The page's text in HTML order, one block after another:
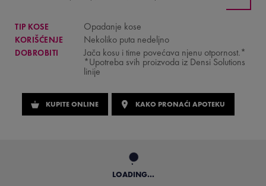
TIP KOSE Opadanje kose
KORIŠĆENJE Nekoliko puta nedeljno
DOBROBITI Jača kosu i time povećava njenu otpornost.*
*Upotreba svih proizvoda iz Densi Solutions
linije
KUPITE ONLINE KAKO PRONAĆI APOTEKU
LOADING...